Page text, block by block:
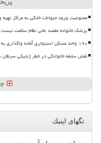
ممنوعیت ورود حیوانات خانگی به مراکز
پزشک خانواده مقصد غائی نظام سلامت نیست
۱۹۰ واحد مسکن استیجاری آماده واگذاری به زوج های جوان است
نقش سابقه خانوادگی در خطر ژنتیکی
تگهای اپتیك